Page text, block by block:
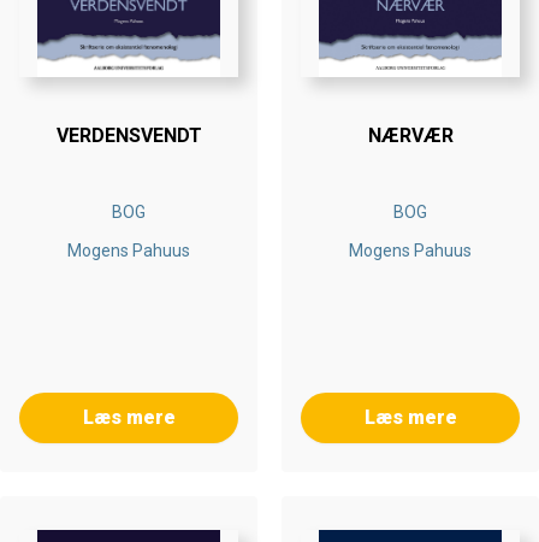
VERDENSVENDT
BOG
Mogens Pahuus
Læs mere
NÆRVÆR
BOG
Mogens Pahuus
Læs mere